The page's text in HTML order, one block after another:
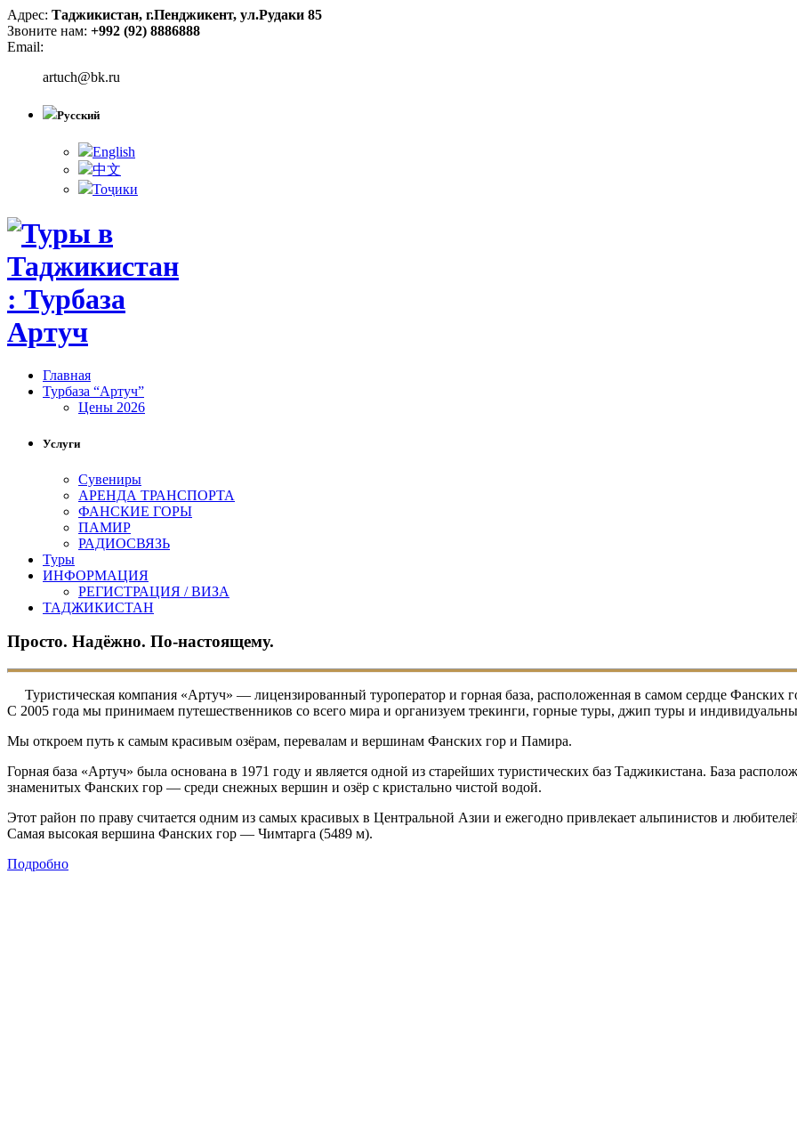
Адрес: Таджикистан, г.Пенджикент, ул.Рудаки 85
Звоните нам: +992 (92) 8886888
Email:
artuch@bk.ru
Русский
English
中文
Тоҷики
Главная
Турбаза “Артуч”
Цены 2026
Услуги
Сувениры
АРЕНДА ТРАНСПОРТА
ФАНСКИЕ ГОРЫ
ПАМИР
РАДИОСВЯЗЬ
Туры
ИНФОРМАЦИЯ
РЕГИСТРАЦИЯ / ВИЗА
ТАДЖИКИСТАН
Просто. Надёжно. По-настоящему.
Туристическая компания «Артуч» — лицензированный туроператор и горная база, расположенная в самом сердце Фанских
С 2005 года мы принимаем путешественников со всего мира и организуем трекинги, горные туры, джип туры и
Мы откроем путь к самым красивым озёрам, перевалам и вершинам Фанских гор и Памира.
Горная база «Артуч» была основана в 1971 году и является одной из старейших туристических баз Таджикистана. База
знаменитых Фанских гор — среди снежных вершин и озёр с кристально чистой водой.
Этот район по праву считается одним из самых красивых в Центральной Азии и ежегодно привлекает альпинистов и
Самая высокая вершина Фанских гор — Чимтарга (5489 м).
Подробно